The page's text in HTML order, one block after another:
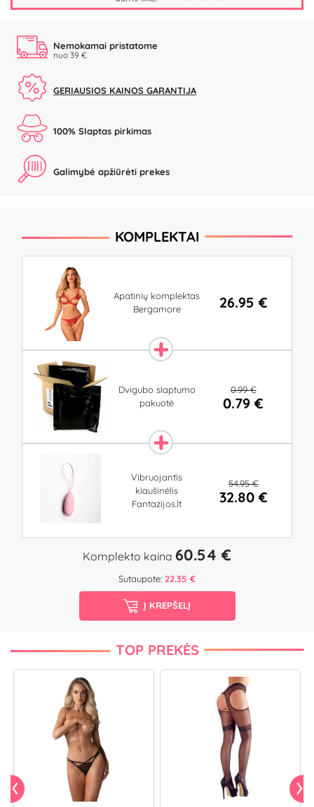
Nemokamai pristatome
nuo 39 €
GERIAUSIOS KAINOS GARANTIJA
100% Slaptas pirkimas
Galimybė apžiūrėti prekes
KOMPLEKTAI
Apatinių komplektas
Bergamore
26.95 €
Dvigubo slaptumo
pakuotė
0.99 €
0.79 €
Vibruojantis
kiaušinėlis
Fantazijos.lt
54.95 €
32.80 €
Komplekto kaina 60.54 €
Sutaupote: 22.35 €
Į KREPŠELĮ
TOP PREKĖS